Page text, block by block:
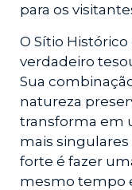
para os
O Sítio
verdadeiro
Sua
natureza
transforma em
mais singulares
forte é fazer
mesmo tempo